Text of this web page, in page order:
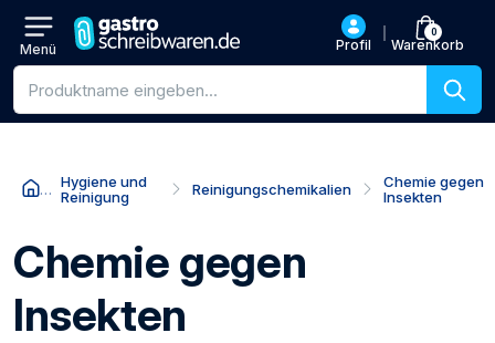
Menü Profil
0
Warenkorb
Produktsuche
Hygiene und
Reinigung
Reinigungschemikalien
Chemie gegen
Insekten
Chemie gegen
Insekten